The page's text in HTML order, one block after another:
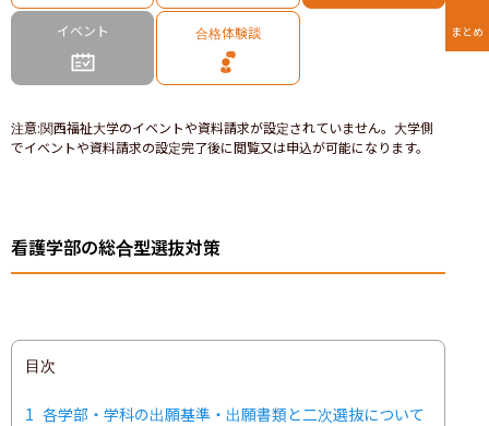
イベント 合格体験談
注意:関西福祉大学のイベントや資料請求が設定されていません。大学側
でイベントや資料請求の設定完了後に閲覧又は申込が可能になります。
看護学部の総合型選抜対策
目次
1 各学部・学科の出願基準・出願書類と二次選抜について
まとめ